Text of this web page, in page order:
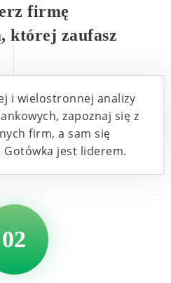
firmę
której zaufasz
i wielostronnej analizy
zapoznaj się z
firm, a sam się
Gotówka jest liderem.
02